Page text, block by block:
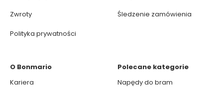
Zwroty
Polityka prywatności
Śledzenie zamówienia
O Bonmario
Kariera
Polecane kategorie
Napędy do bram